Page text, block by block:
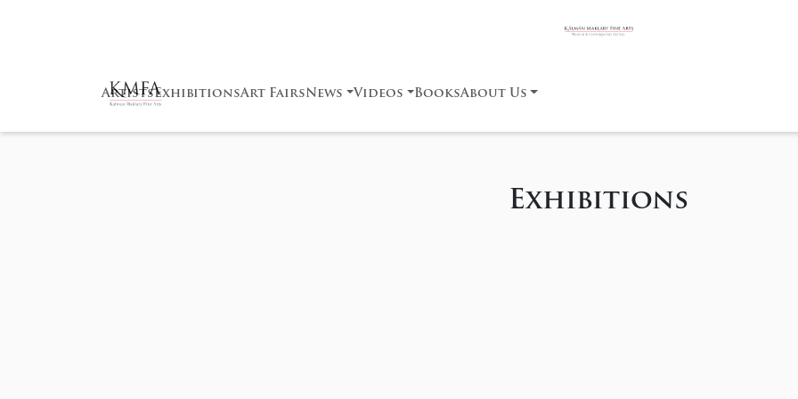
ArtistsExhibitionsArt FairsNews Videos BooksAbout Us
Exhibitions